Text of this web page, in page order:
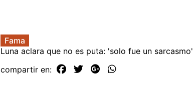
Fama
Luna aclara que no es puta: 'solo fue un sarcasmo'
compartir en: